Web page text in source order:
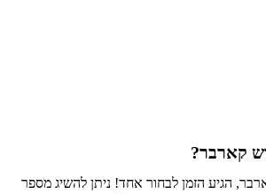
קארבר?
הגיע הזמן לבחור אחד! ניתן להשיג מספר